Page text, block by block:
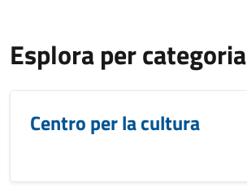
Esplora per categoria
Centro per la cultura